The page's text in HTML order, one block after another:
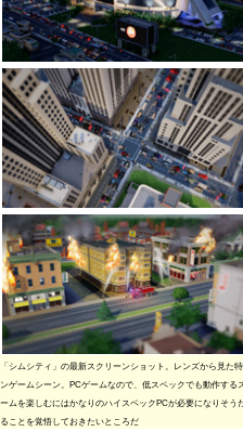
「シムシティ」の最新スクリーンショット。レンズから見た
ンゲームシーン。PCゲームなので、低スペックでも動作す
ームを楽しむにはかなりのハイスペックPCが必要になりそ
ることを覚悟しておきたいところだ